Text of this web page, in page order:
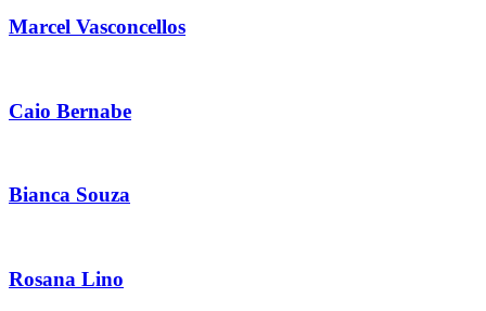
Marcel Vasconcellos
Caio Bernabe
Bianca Souza
Rosana Lino